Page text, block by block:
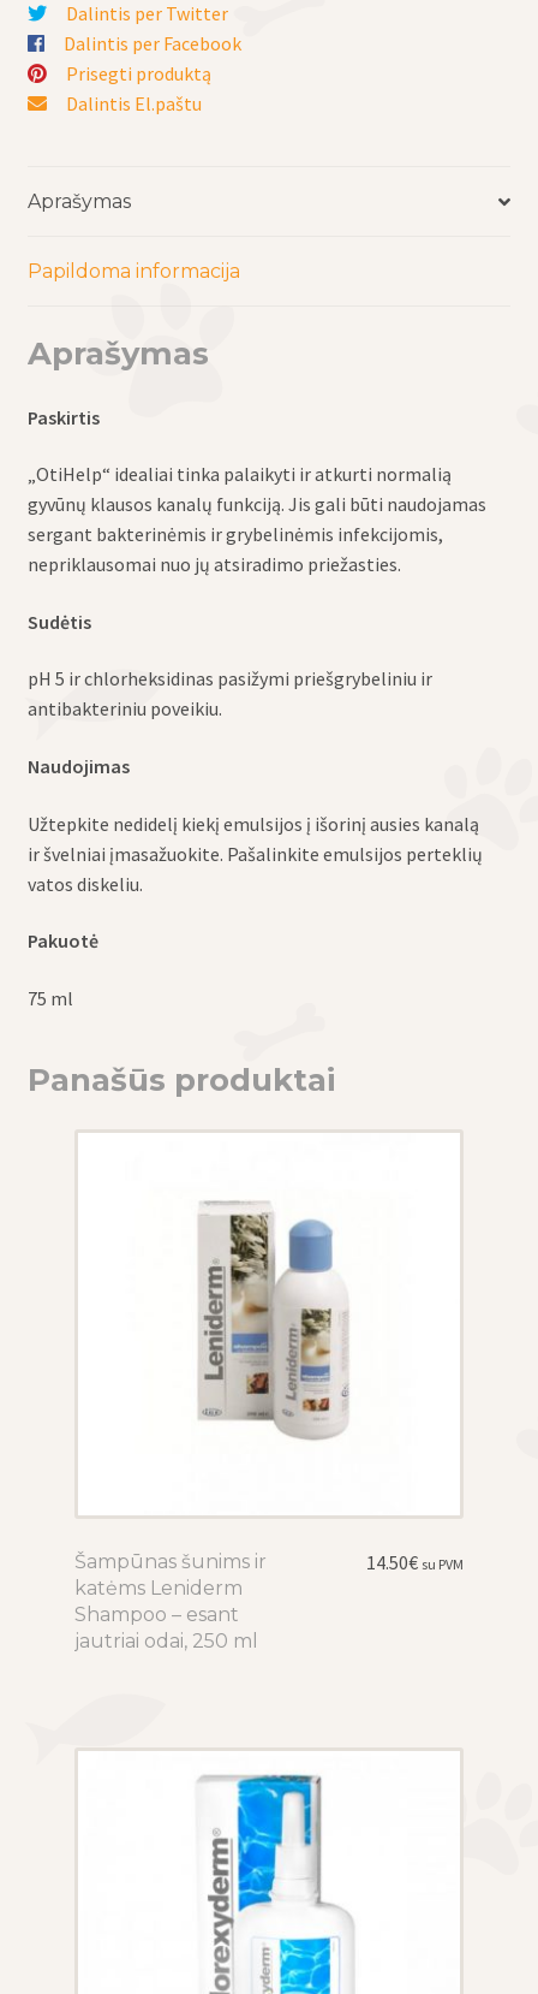
ausies
kanalo
gydymui,
75
Dalintis per Twitter
Dalintis per Facebook
Prisegti produktą
Dalintis El.paštu
Aprašymas
Papildoma informacija
Aprašymas
Paskirtis
„OtiHelp“ idealiai tinka palaikyti ir atkurti normalią
gyvūnų klausos kanalų funkciją. Jis gali būti naudojamas
sergant bakterinėmis ir grybelinėmis infekcijomis,
nepriklausomai nuo jų atsiradimo priežasties.
Sudėtis
pH 5 ir chlorheksidinas pasižymi priešgrybeliniu ir
antibakteriniu poveikiu.
Naudojimas
Užtepkite nedidelį kiekį emulsijos į išorinį ausies kanalą
ir švelniai įmasažuokite. Pašalinkite emulsijos perteklių
vatos diskeliu.
Pakuotė
75 ml
Panašūs produktai
may
be
chosen
on
the
page
Šampūnas šunims ir
katėms Leniderm
Shampoo – esant
jautriai odai, 250 ml
14.50€ su PVM